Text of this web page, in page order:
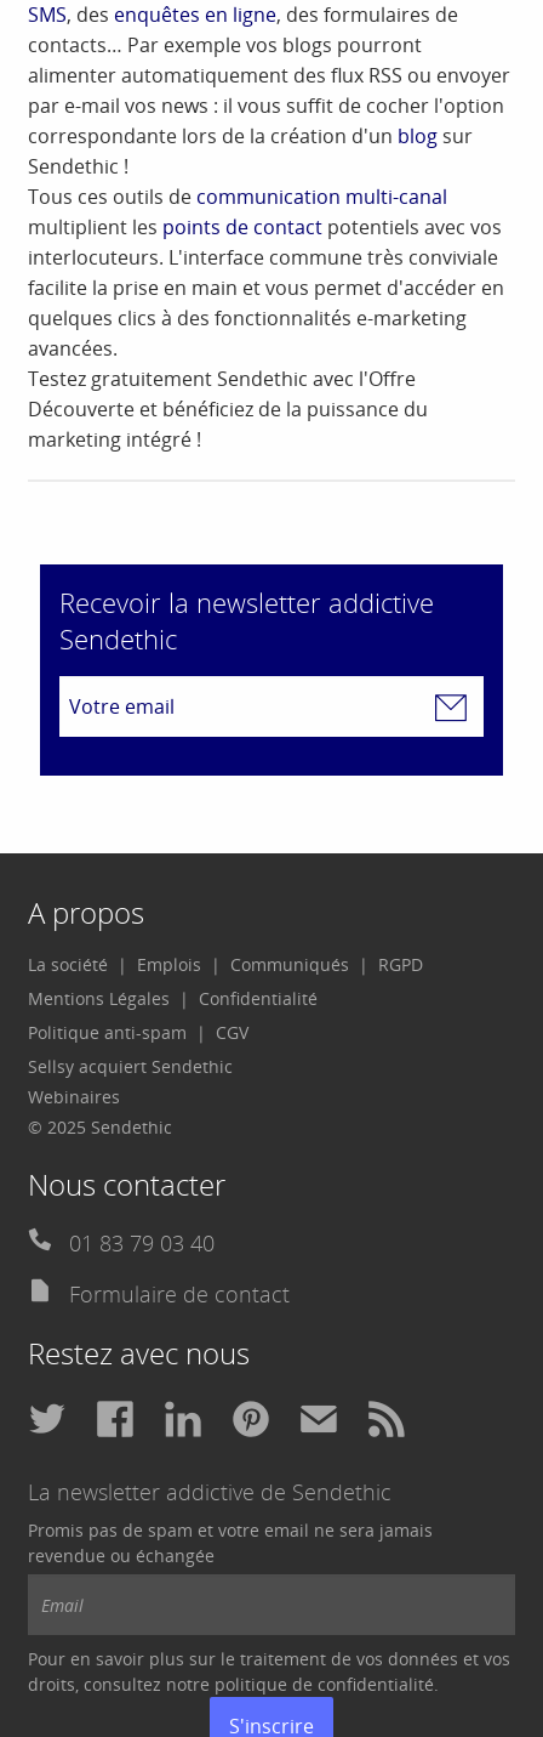
SMS, des enquêtes en ligne, des formulaires de
contacts… Par exemple vos blogs pourront
alimenter automatiquement des flux RSS ou envoyer
par e-mail vos news : il vous suffit de cocher l'option
correspondante lors de la création d'un blog sur
Sendethic !
Tous ces outils de communication multi-canal
multiplient les points de contact potentiels avec vos
interlocuteurs. L'interface commune très conviviale
facilite la prise en main et vous permet d'accéder en
quelques clics à des fonctionnalités e-marketing
avancées.
Testez gratuitement Sendethic avec l'Offre
Découverte et bénéficiez de la puissance du
marketing intégré !
Recevoir la newsletter addictive
Sendethic
A propos
La société Emplois Communiqués
RGPD
Mentions Légales
Confidentialité
Politique anti-spam
CGV
Sellsy acquiert Sendethic
Webinaires
© 2025 Sendethic
Nous contacter
01 83 79 03 40
Formulaire de contact
Restez avec nous
La newsletter addictive de Sendethic
Promis pas de spam et votre email ne sera jamais
revendue ou échangée
Pour en savoir plus sur le traitement de vos données et vos
droits, consultez notre politique de confidentialité.
S'inscrire